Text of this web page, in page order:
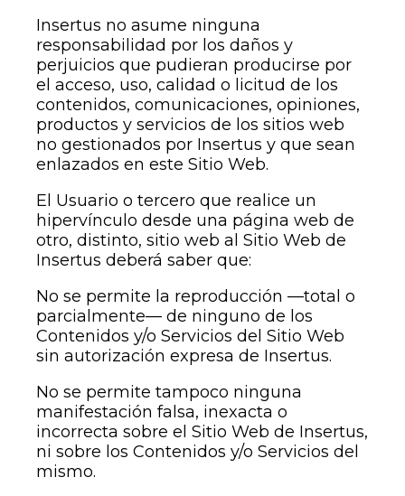
Insertus no asume ninguna
responsabilidad por los daños y
perjuicios que pudieran producirse por
el acceso, uso, calidad o licitud de los
contenidos, comunicaciones, opiniones,
productos y servicios de los sitios web
no gestionados por Insertus y que sean
enlazados en este Sitio Web.
El Usuario o tercero que realice un
hipervínculo desde una página web de
otro, distinto, sitio web al Sitio Web de
Insertus deberá saber que:
No se permite la reproducción —total o
parcialmente— de ninguno de los
Contenidos y/o Servicios del Sitio Web
sin autorización expresa de Insertus.
No se permite tampoco ninguna
manifestación falsa, inexacta o
incorrecta sobre el Sitio Web de Insertus,
ni sobre los Contenidos y/o Servicios del
mismo.